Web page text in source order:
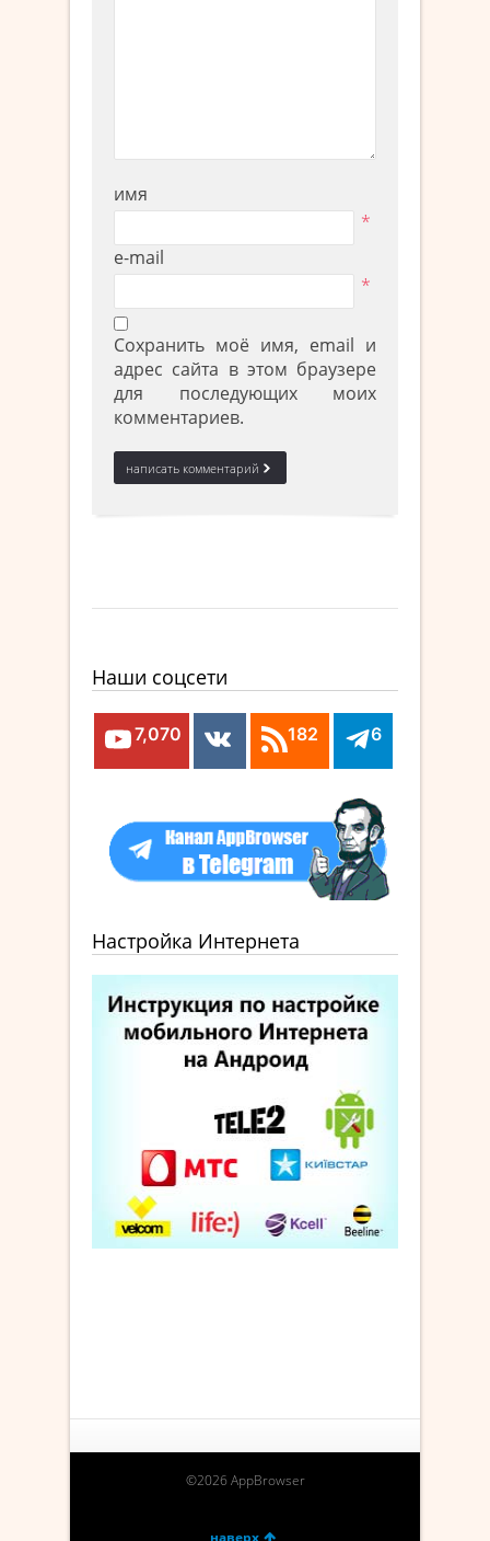
имя
*
e-mail
*
Сохранить моё имя, email и
адрес сайта в этом браузере
для последующих моих
комментариев.
Наши соцсети
7,070 182 6
Настройка Интернета
©2026 AppBrowser
наверх